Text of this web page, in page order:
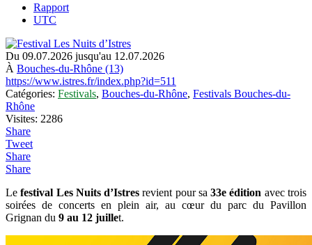
Rapport
UTC
Du 09.07.2026 jusqu'au 12.07.2026
À Bouches-du-Rhône (13)
https://www.istres.fr/index.php?id=511
Catégories: Festivals, Bouches-du-Rhône, Festivals Bouches-du-
Rhône
Visites: 2286
Share
Tweet
Share
Share
Lefestival Les Nuits d’Istres revient pour sa33e édition avec trois
soirées de concerts en plein air, au cœur du parc du Pavillon
Grignan du 9 au 12 juillet.